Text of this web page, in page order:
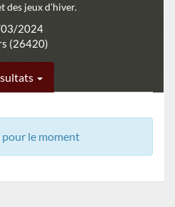
des jeux d'hiver.
2024
(26420)
le moment